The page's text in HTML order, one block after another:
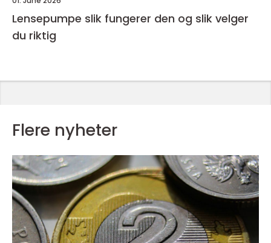
Lensepumpe slik fungerer den og slik velger
du riktig
Flere nyheter